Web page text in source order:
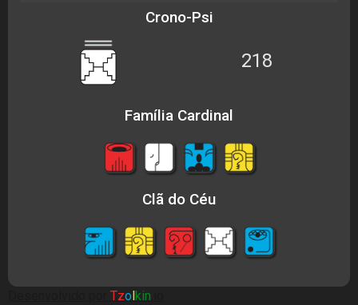
Crono-Psi
218
Família Cardinal
Clã do Céu
Tzolkin